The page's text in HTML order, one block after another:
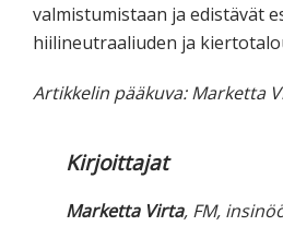
valmistumistaan ja edistävät
hiilineutraaliuden ja
Artikkelin pääkuva: Marketta
Kirjoittajat
Marketta Virta, FM,